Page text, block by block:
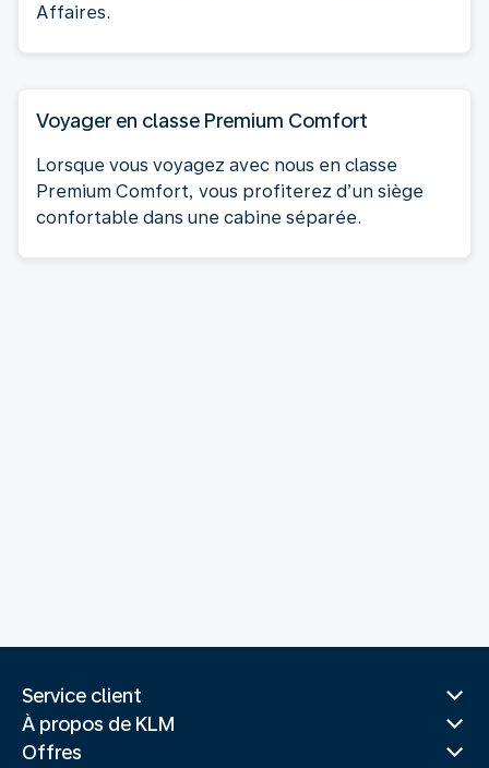
Affaires.
Voyager en classe Premium Comfort
Lorsque vous voyagez avec nous en classe
Premium Comfort, vous profiterez d’un siège
confortable dans une cabine séparée.
Service client
À propos de KLM
Offres